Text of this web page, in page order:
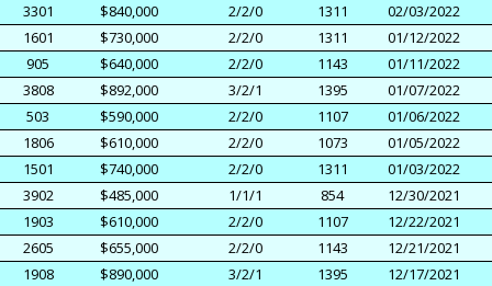
3301
$840,000 2/2/0 1311
02/03/2022
1601
$730,000 2/2/0 1311
01/12/2022
905
$640,000 2/2/0 1143
01/11/2022
3808
$892,000 3/2/1 1395
01/07/2022
503
$590,000 2/2/0 1107
01/06/2022
1806
$610,000 2/2/0 1073
01/05/2022
1501
$740,000 2/2/0 1311
01/03/2022
3902
$485,000 1/1/1 854
12/30/2021
1903
$610,000 2/2/0 1107
12/22/2021
2605
$655,000 2/2/0 1143
12/21/2021
1908
$890,000 3/2/1 1395
12/17/2021